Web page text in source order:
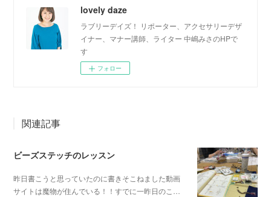
lovely daze
ラブリーデイズ！ リポーター、アクセサリーデザ
イナー、マナー講師、ライター 中嶋みさのHPで
す
フォロー
関連記事
ビーズステッチのレッスン
昨日書こうと思っていたのに書きそこねました動画
サイトは魔物が住んでいる！！すでに一昨日のこ…